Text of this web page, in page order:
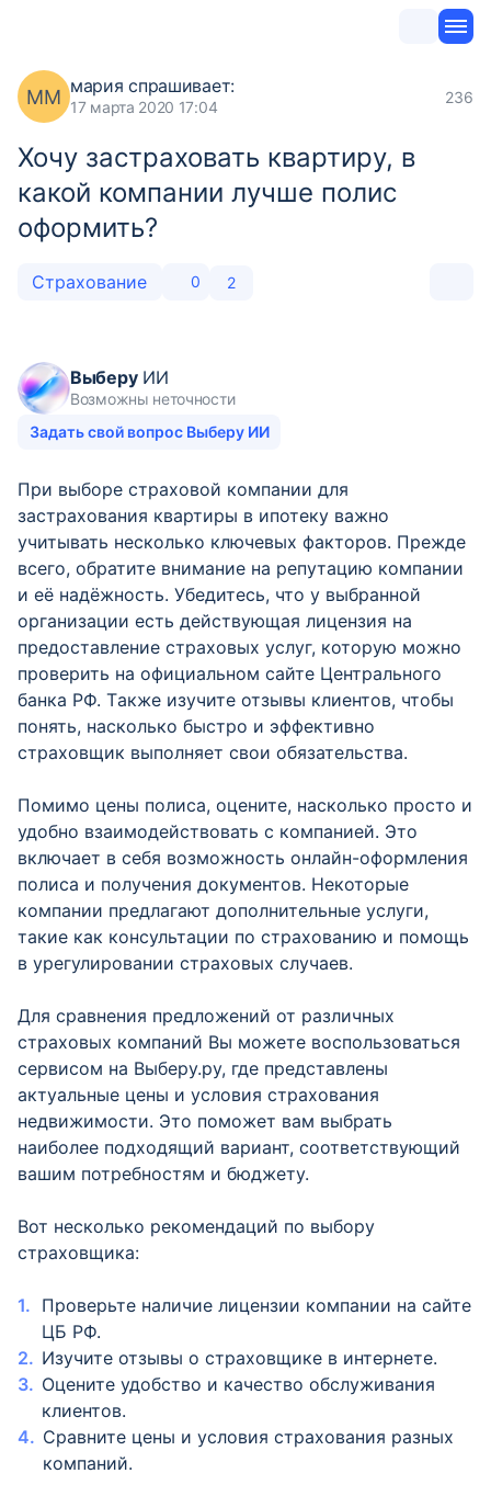
ММ мария спрашивает:
17 марта 2020 17:04
236
Хочу застраховать квартиру, в
какой компании лучше полис
оформить?
Страхование 0 2
ВыберуИИ
Возможны неточности
Задать свой вопрос Выберу ИИ
При выборе страховой компании для
застрахования квартиры в ипотеку важно
учитывать несколько ключевых факторов. Прежде
всего, обратите внимание на репутацию компании
и её надёжность. Убедитесь, что у выбранной
организации есть действующая лицензия на
предоставление страховых услуг, которую можно
проверить на официальном сайте Центрального
банка РФ. Также изучите отзывы клиентов, чтобы
понять, насколько быстро и эффективно
страховщик выполняет свои обязательства.
Помимо цены полиса, оцените, насколько просто и
удобно взаимодействовать с компанией. Это
включает в себя возможность онлайн-оформления
полиса и получения документов. Некоторые
компании предлагают дополнительные услуги,
такие как консультации по страхованию и помощь
в урегулировании страховых случаев.
Для сравнения предложений от различных
страховых компаний Вы можете воспользоваться
сервисом на Выберу.ру, где представлены
актуальные цены и условия страхования
недвижимости. Это поможет вам выбрать
наиболее подходящий вариант, соответствующий
вашим потребностям и бюджету.
Вот несколько рекомендаций по выбору
страховщика:
Проверьте наличие лицензии компании на сайте
ЦБ РФ.
Изучите отзывы о страховщике в интернете.
Оцените удобство и качество обслуживания
клиентов.
Сравните цены и условия страхования разных
компаний.